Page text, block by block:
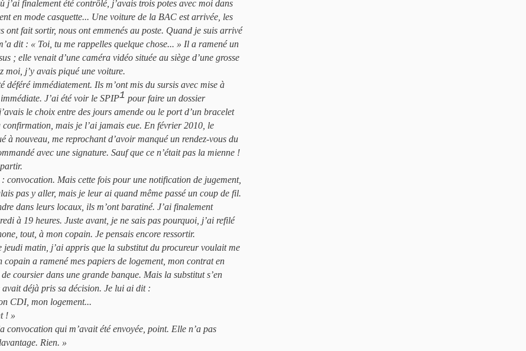
j’ai finalement été contrôlé, j’avais trois potes avec moi dans
en mode casquette... Une voiture de la BAC est arrivée, les
ont fait sortir, nous ont emmenés au poste. Quand je suis arrivé
dit : « Toi, tu me rappelles quelque chose... » Il a ramené un
; elle venait d’une caméra vidéo située au siège d’une grosse
moi, j’y avais piqué une voiture.
déféré immédiatement. Ils m’ont mis du sursis avec mise à
J’ai été voir le SPIP1 pour faire un dossier
le choix entre des jours amende ou le port d’un bracelet
confirmation, mais je l’ai jamais eue. En février 2010, le
à nouveau, me reprochant d’avoir manqué un rendez-vous du
avec une signature. Sauf que ce n’était pas la mienne !
convocation. Mais cette fois pour une notification de jugement,
pas y aller, mais je leur ai quand même passé un coup de fil.
dans leurs locaux, ils m’ont baratiné. J’ai finalement
à 19 heures. Juste avant, je ne sais pas pourquoi, j’ai refilé
tout, à mon copain. Je pensais encore ressortir.
jeudi matin, j’ai appris que la substitut du procureur voulait me
copain a ramené mes papiers de logement, mon contrat en
coursier dans une grande banque. Mais la substitut s’en
avait déjà pris sa décision. Je lui ai dit :
CDI, mon logement...
! »
convocation qui m’avait été envoyée, point. Elle n’a pas
Rien. »